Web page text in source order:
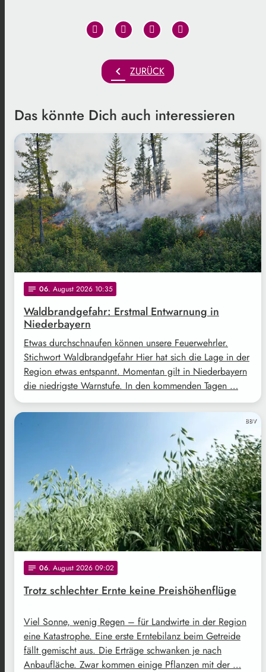
chevron_left ZURÜCK
Das könnte Dich auch interessieren
Freepik
notes 06. August 2026 10:35
Waldbrandgefahr: Erstmal Entwarnung in
Niederbayern
Etwas durchschnaufen können unsere Feuerwehrler.
Stichwort Waldbrandgefahr Hier hat sich die Lage in der
Region etwas entspannt. Momentan gilt in Niederbayern
die niedrigste Warnstufe. In den kommenden Tagen …
BBV
notes 06. August 2026 09:02
Trotz schlechter Ernte keine Preishöhenflüge
Viel Sonne, wenig Regen – für Landwirte in der Region
eine Katastrophe. Eine erste Erntebilanz beim Getreide
fällt gemischt aus. Die Erträge schwanken je nach
Anbaufläche. Zwar kommen einige Pflanzen mit der …